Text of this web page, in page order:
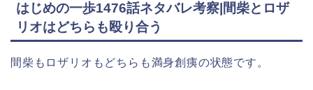
はじめの一歩1476話ネタバレ考察|間柴とロザ
リオはどちらも殴り合う
間柴もロザリオもどちらも満身創痍の状態です。